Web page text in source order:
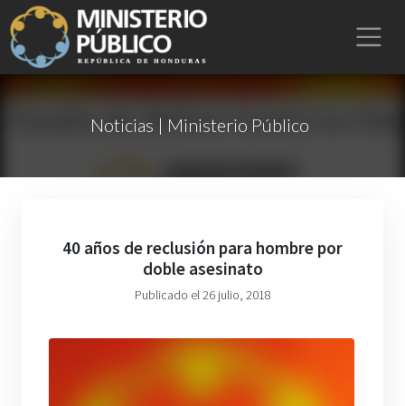
Noticias | Ministerio Público
40 años de reclusión para hombre por
doble asesinato
Publicado el 26 julio, 2018